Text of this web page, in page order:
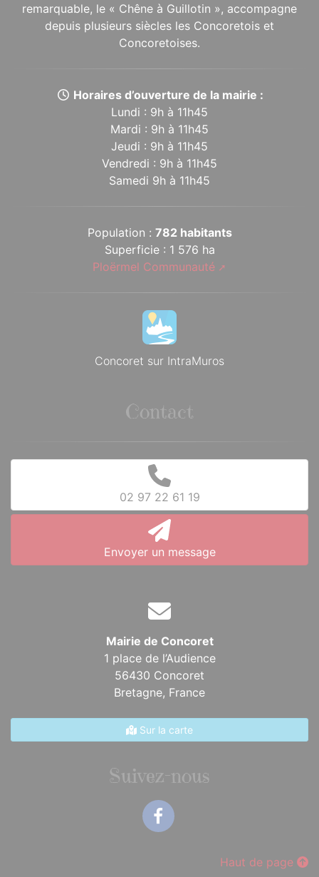
remarquable, le « Chêne à Guillotin », accompagne
depuis plusieurs siècles les Concoretois et
Concoretoises.
Horaires d’ouverture de la mairie :
Lundi : 9h à 11h45
Mardi : 9h à 11h45
Jeudi : 9h à 11h45
Vendredi : 9h à 11h45
Samedi 9h à 11h45
Population : 782 habitants
Superficie : 1 576 ha
Ploërmel Communauté
Concoret sur IntraMuros
Contact
02 97 22 61 19
Envoyer un message
Mairie de Concoret
1 place de l’Audience
56430 Concoret
Bretagne, France
Sur la carte
Suivez-nous
Haut de page